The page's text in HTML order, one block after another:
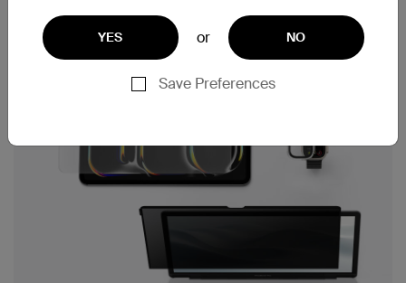
YES or NO
Save Preferences